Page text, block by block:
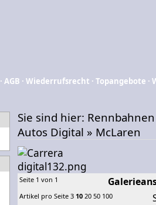
·AGB ·Wiederrufsrecht ·Topangebote ·
Sie sind hier: Rennbahnen
Autos Digital » McLaren
Seite 1 von 1
Artikel pro Seite 3 10 20 50 100